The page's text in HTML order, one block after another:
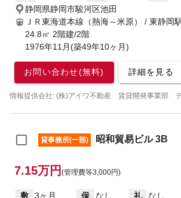
静岡県静岡市駿河区池田
ＪＲ東海道本線（熱海～米原） / 東静岡
24.8㎡ 2階建/2階
1976年11月(築49年10ヶ月)
お問い合わせ(無料) 詳細を見る
情報提供会社: (株)アイワ不動産 賃貸開発事業部
貸事務所(一部) 昭和貿易ビル 3B
7.15万円 (管理費等3,000円)
敷 3ヶ月 保 なし 礼
なし